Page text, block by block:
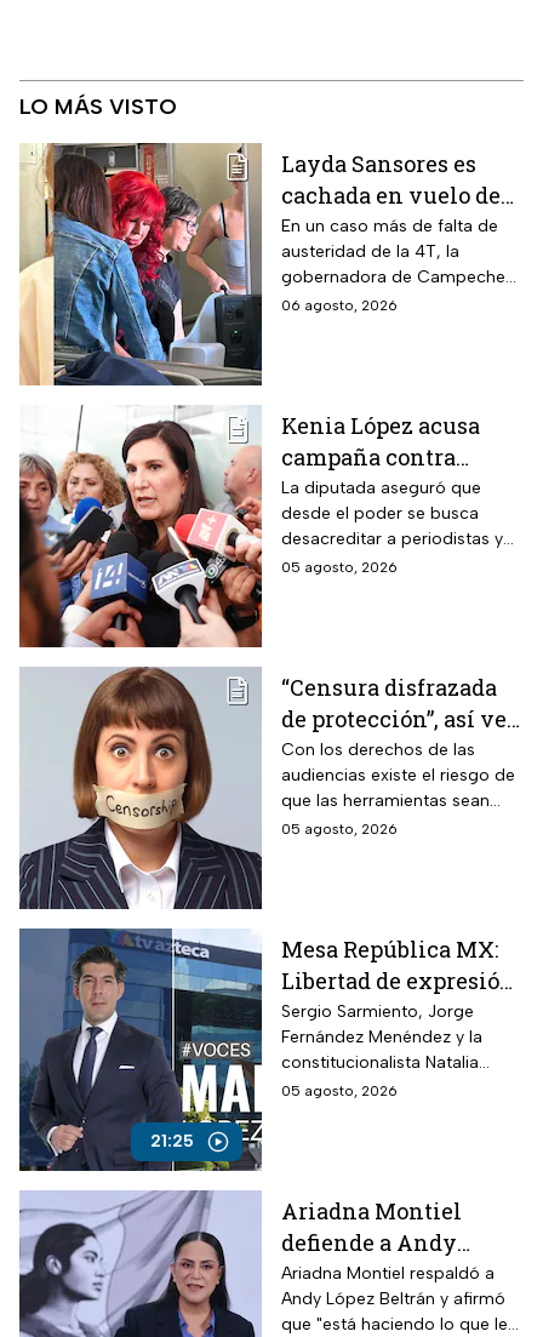
LO MÁS VISTO
Layda Sansores es
cachada en vuelo de
primera clase rumbo a
Madrid: ¿Y la
austeridad?
En un caso más de falta de
austeridad de la 4T, la
gobernadora de Campeche
fue captada arribando al viejo
06 agosto, 2026
Kenia López acusa
campaña contra
periodistas y lanza
advertencia por la
libertad de expresión
La diputada aseguró que
desde el poder se busca
desacreditar a periodistas y
medios de comunicación.
05 agosto, 2026
“Censura disfrazada
de protección”, así ve
Roberto Ruíz los
cambios a la Ley de
Telecomunicaciones
Con los derechos de las
audiencias existe el riesgo de
que las herramientas sean
utilizadas para presionar o
05 agosto, 2026
21:25
Mesa República MX:
Libertad de expresión
en riesgo y los
ataques contra TV
Azteca
Sergio Sarmiento, Jorge
Fernández Menéndez y la
constitucionalista Natalia
Torres analizan los recientes
05 agosto, 2026
Ariadna Montiel
defiende a Andy
López Beltrán por
actos anticipados de
Ariadna Montiel respaldó a
Andy López Beltrán y afirmó
que "está haciendo lo que le